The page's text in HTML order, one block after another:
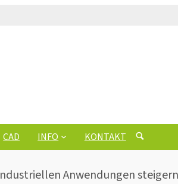
CAD INFO KONTAKT
Anwendungen steigern